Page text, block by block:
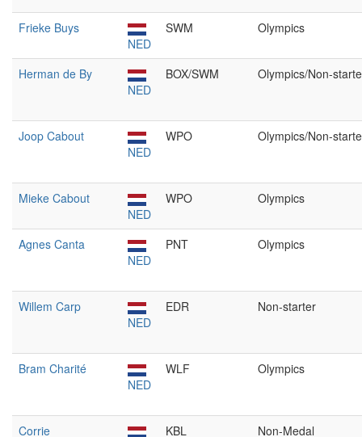
Frieke Buys
NED
SWM Olympics
Herman de By
NED
BOX/SWM Olympics/Non-
Joop Cabout
NED
WPO Olympics/Non-
Mieke Cabout
NED
WPO Olympics
Agnes Canta
NED
PNT Olympics
Willem Carp
NED
EDR Non-starter
Bram Charité
NED
WLF Olympics
Corrie KBL Non-Medal